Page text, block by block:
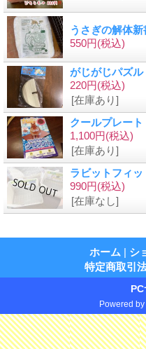
うさぎの解体
550円(税込)
がじがじパズル
220円(税込)
[在庫あり]
クールプレート
1,100円(税込)
[在庫あり]
ラビットフィッ
990円(税込)
[在庫なし]
ホーム | シ
特定商取引
Powered by